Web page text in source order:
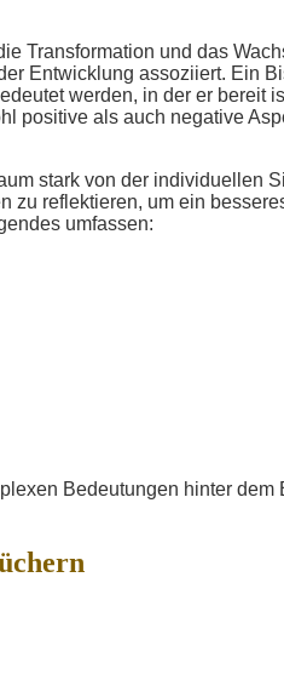
Transformation und das
Entwicklung assoziiert. Ein
werden, in der er bereit
positive als auch negative
stark von der individuellen
zu reflektieren, um ein
umfassen:
Bedeutungen hinter dem